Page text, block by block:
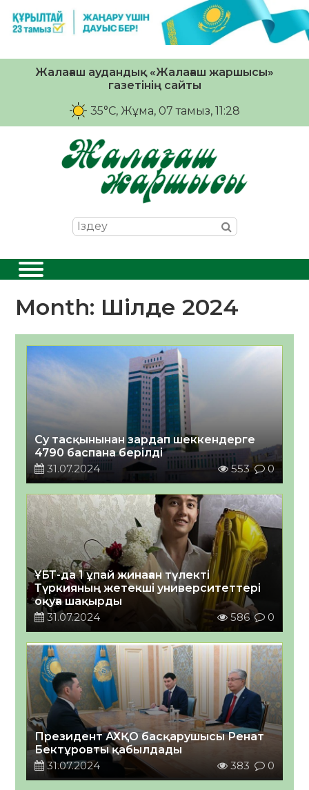
Жалағаш аудандық «Жалағаш жаршысы»
газетінің сайты
35°C, Жұма, 07 тамыз, 11:28
Month: Шілде 2024
Су тасқынынан зардап шеккендерге
4790 баспана берілді
31.07.2024
553 0
ҰБТ-да 1 ұпай жинаған түлекті
Түркияның жетекші университеттері
оқуға шақырды
31.07.2024
586 0
Президент АХҚО басқарушысы Ренат
Бектұровты қабылдады
31.07.2024
383 0